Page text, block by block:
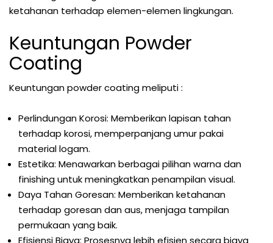
ketahanan terhadap elemen-elemen lingkungan.
Keuntungan Powder
Coating
Keuntungan powder coating meliputi :
Perlindungan Korosi: Memberikan lapisan tahan
terhadap korosi, memperpanjang umur pakai
material logam.
Estetika: Menawarkan berbagai pilihan warna dan
finishing untuk meningkatkan penampilan visual.
Daya Tahan Goresan: Memberikan ketahanan
terhadap goresan dan aus, menjaga tampilan
permukaan yang baik.
Efisiensi Biaya: Prosesnya lebih efisien secara biaya